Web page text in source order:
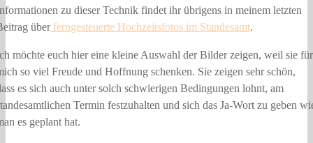
zu dieser Technik findet ihr übrigens in meinem letzten
überferngesteuerte Hochzeitsfotos im Standesamt.
möchte euch hier eine kleine Auswahl der Bilder zeigen, weil sie für
so viel Freude und Hoffnung schenken. Sie zeigen sehr schön,
es sich auch unter solch schwierigen Bedingungen lohnt, am
Termin festzuhalten und sich das Ja-Wort zu geben
es geplant hat.